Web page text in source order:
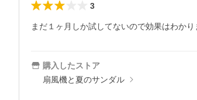
3
まだ１ヶ月しか試してないので効果はわか
購入したストア
扇風機と夏のサンダル